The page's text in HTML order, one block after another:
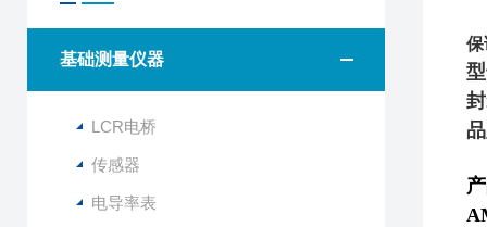
基础测量仪器
LCR电桥
传感器
电导率表
保